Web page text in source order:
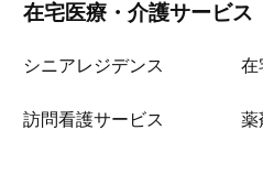
在宅医療・介護サービス
シニアレジデンス 在
訪問看護サービス 薬